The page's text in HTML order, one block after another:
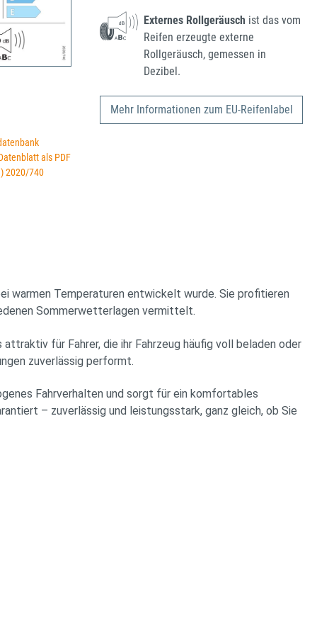
Externes Rollgeräusch ist das vom
Reifen erzeugte externe
Rollgeräusch, gemessen in
Dezibel.
Mehr Informationen zum EU-Reifenlabel
als PDF
2020/740
warmen Temperaturen entwickelt wurde. Sie profitieren
Sommerwetterlagen vermittelt.
für Fahrer, die ihr Fahrzeug häufig voll beladen oder
zuverlässig performt.
Fahrverhalten und sorgt für ein komfortables
– zuverlässig und leistungsstark, ganz gleich, ob Sie